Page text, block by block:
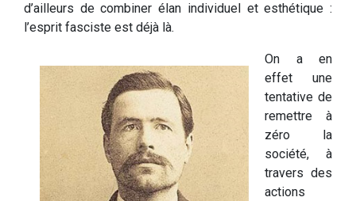
d’ailleurs de combiner élan individuel et esthétique :
l’esprit fasciste est déjà là.
On a en
effet une
tentative de
remettre à
zéro la
société, à
travers des
actions